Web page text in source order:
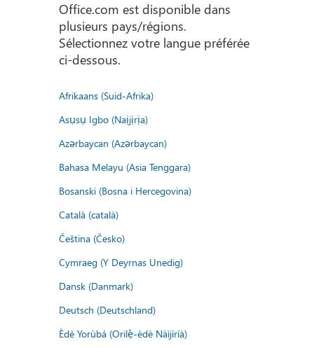
Office.com est disponible dans
plusieurs pays/régions.
Sélectionnez votre langue préférée
ci-dessous.
Afrikaans (Suid-Afrika)
Asụsụ Igbo (Naịjịrịa)
Azərbaycan (Azərbaycan)
Bahasa Melayu (Asia Tenggara)
Bosanski (Bosna i Hercegovina)
Català (català)
Čeština (Česko)
Cymraeg (Y Deyrnas Unedig)
Dansk (Danmark)
Deutsch (Deutschland)
Èdè Yorùbá (Orilẹ̀-èdè Nàìjíríà)